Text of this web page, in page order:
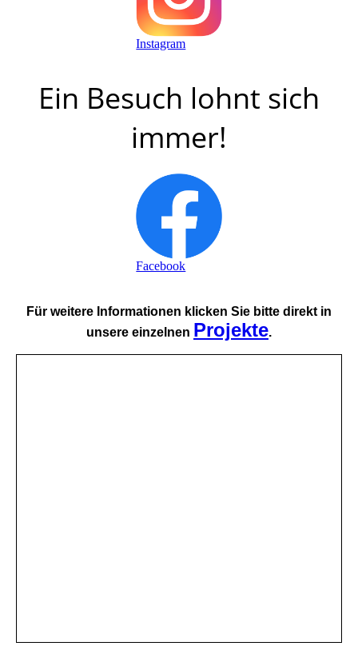
Instagram
Ein Besuch lohnt sich
immer!
Facebook
Für weitere Informationen klicken Sie bitte direkt in
unsere einzelnen Projekte.